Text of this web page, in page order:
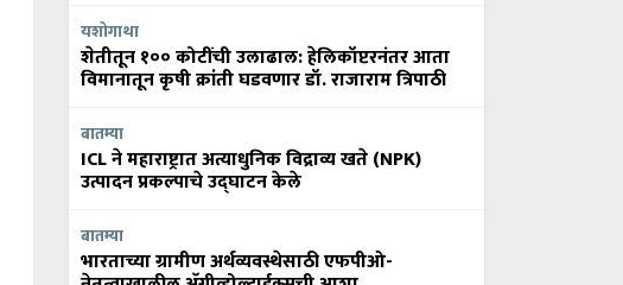
यशोगाथा
शेतीतून १०० कोटींची उलाढाल: हेलिकॉप्टरनंतर आता
विमानातून कृषी क्रांती घडवणार डॉ. राजाराम त्रिपाठी
बातम्या
ICL ने महाराष्ट्रात अत्याधुनिक विद्राव्य खते (NPK)
उत्पादन प्रकल्पाचे उद्घाटन केले
बातम्या
भारताच्या ग्रामीण अर्थव्यवस्थेसाठी एफपीओ-